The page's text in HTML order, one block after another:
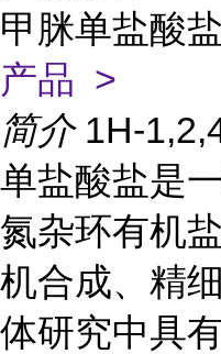
甲脒单盐酸
产品 >
简介 1H-
单盐酸盐是
氮杂环有机
机合成、精
体研究中具